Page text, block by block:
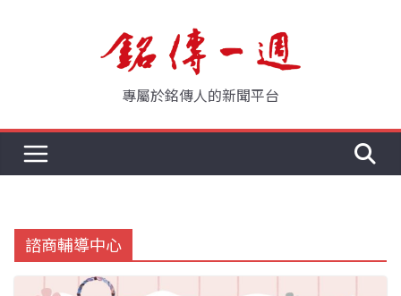
專屬於銘傳人的新聞平台
諮商輔導中心